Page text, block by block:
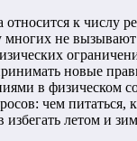
к числу
не
новые
в физическом
чем питаться,
летом и